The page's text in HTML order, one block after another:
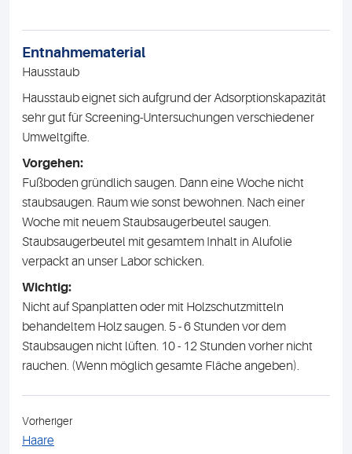
Entnahmematerial
Hausstaub
Hausstaub eignet sich aufgrund der Adsorptionskapazität
sehr gut für Screening-Untersuchungen verschiedener
Umweltgifte.
Vorgehen:
Fußboden gründlich saugen. Dann eine Woche nicht
staubsaugen. Raum wie sonst bewohnen. Nach einer
Woche mit neuem Staubsaugerbeutel saugen.
Staubsaugerbeutel mit gesamtem Inhalt in Alufolie
verpackt an unser Labor schicken.
Wichtig:
Nicht auf Spanplatten oder mit Holzschutzmitteln
behandeltem Holz saugen. 5 - 6 Stunden vor dem
Staubsaugen nicht lüften. 10 - 12 Stunden vorher nicht
rauchen. (Wenn möglich gesamte Fläche angeben).
Vorheriger
Haare